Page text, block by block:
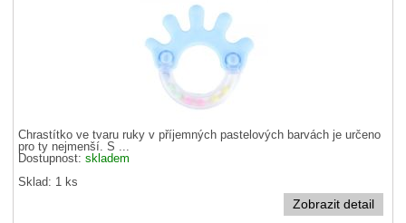
Chrastítko ve tvaru ruky v příjemných pastelových barvách je určeno
pro ty nejmenší. S ...
Dostupnost:skladem
Sklad: 1 ks
Zobrazit detail